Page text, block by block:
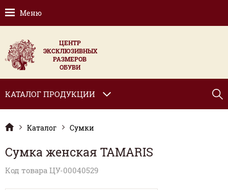
Меню
ЦЕНТР
ЭКСКЛЮЗИВНЫХ
РАЗМЕРОВ
ОБУВИ
КАТАЛОГ ПРОДУКЦИИ
Каталог Сумки
Сумка женская TAMARIS
Код товара ЦУ-00040529